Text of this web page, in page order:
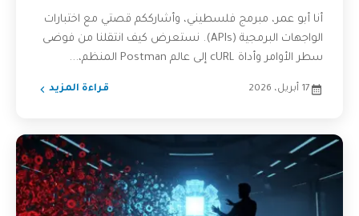
أنا أبو عمر، مبرمج فلسطيني، وأشارككم قصتي مع اختبارات
الواجهات البرمجية (APIs). نستعرض كيف انتقلنا من فوضى
سطر الأوامر وأداة cURL إلى عالم Postman المنظم،...
17 أبريل، 2026 قراءة المزيد